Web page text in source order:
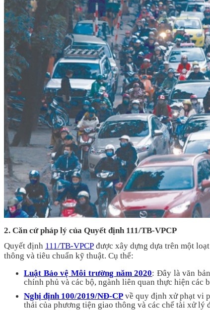
2. Căn cứ pháp lý của Quyết định 111/TB-VPCP
Quyết định 111/TB-VPCP được xây dựng dựa trên một
thông và tiêu chuẩn kỹ thuật. Cụ thể:
Luật Bảo vệ Môi trường năm 2020: Đây là văn
chính phủ và các bộ, ngành liên quan thực hiện các
Nghị định 100/2019/NĐ-CP về quy định xử phạt vi
thải của phương tiện giao thông và các chế tài xử lý